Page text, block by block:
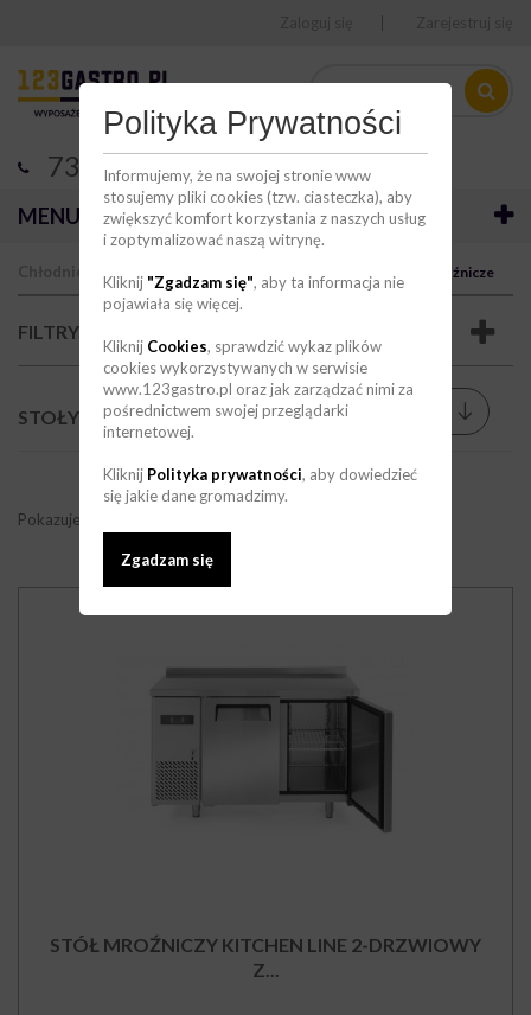
Polityka Prywatności
Informujemy, że na swojej stronie www
stosujemy pliki cookies (tzw. ciasteczka), aby
zwiększyć komfort korzystania z naszych usług
i zoptymalizować naszą witrynę.
Kliknij "Zgadzam się", aby ta informacja nie
pojawiała się więcej.
Kliknij Cookies, sprawdzić wykaz plików
cookies wykorzystywanych w serwisie
www.123gastro.pl oraz jak zarządzać nimi za
pośrednictwem swojej przeglądarki
internetowej.
Kliknij Polityka prywatności, aby dowiedzieć
się jakie dane gromadzimy.
Zgadzam się
736 123 123
MENU
Stoły mroźnicze
FILTRY
STOŁY MROŹNICZE(5) Sortuj wg
Pokazuje 1 - 5 z 5 elementów
STÓŁ MROŹNICZY KITCHEN LINE 2-DRZWIOWY
Z...